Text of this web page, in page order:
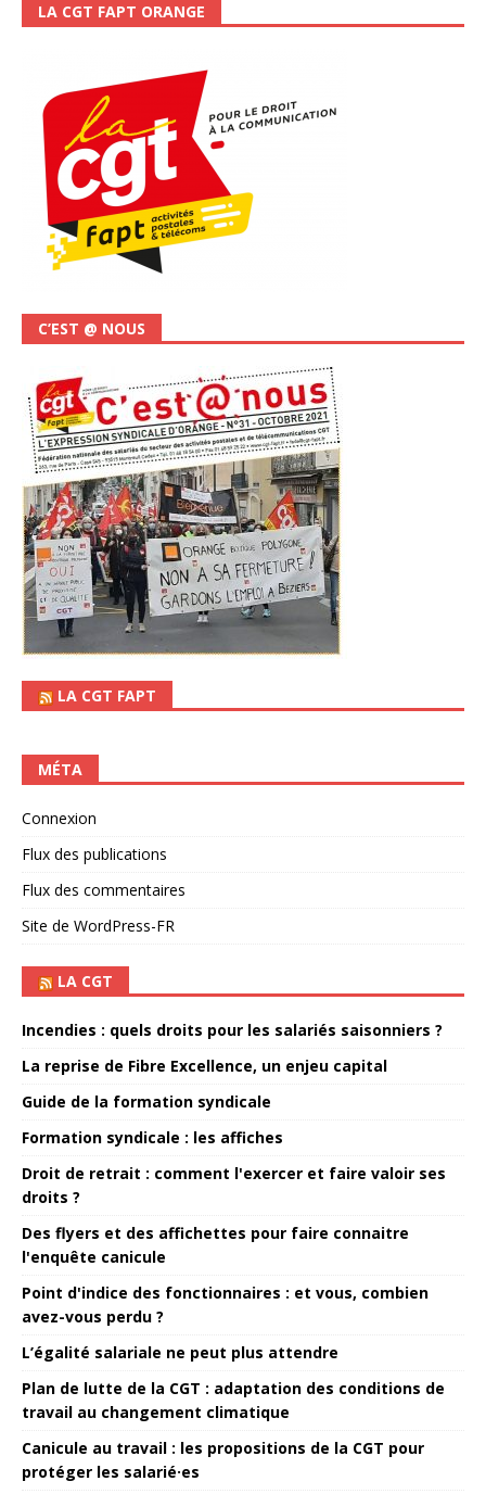
LA CGT FAPT ORANGE
C’EST @ NOUS
LA CGT FAPT
MÉTA
Connexion
Flux des publications
Flux des commentaires
Site de WordPress-FR
LA CGT
Incendies : quels droits pour les salariés saisonniers ?
La reprise de Fibre Excellence, un enjeu capital
Guide de la formation syndicale
Formation syndicale : les affiches
Droit de retrait : comment l'exercer et faire valoir ses
droits ?
Des flyers et des affichettes pour faire connaitre
l'enquête canicule
Point d'indice des fonctionnaires : et vous, combien
avez-vous perdu ?
L’égalité salariale ne peut plus attendre
Plan de lutte de la CGT : adaptation des conditions de
travail au changement climatique
Canicule au travail : les propositions de la CGT pour
protéger les salarié·es